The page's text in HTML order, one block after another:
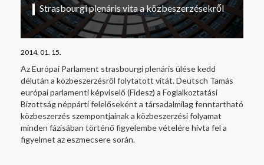
Strasbourgi plenáris vita a közbeszerzésekről
2014. 01. 15.
Az Európai Parlament strasbourgi plenáris ülése kedd
délután a közbeszerzésről folytatott vitát. Deutsch Tamás
európai parlamenti képviselő (Fidesz) a Foglalkoztatási
Bizottság néppárti felelőseként a társadalmilag fenntartható
közbeszerzés szempontjainak a közbeszerzési folyamat
minden fázisában történő figyelembe vételére hívta fel a
figyelmet az eszmecsere során.